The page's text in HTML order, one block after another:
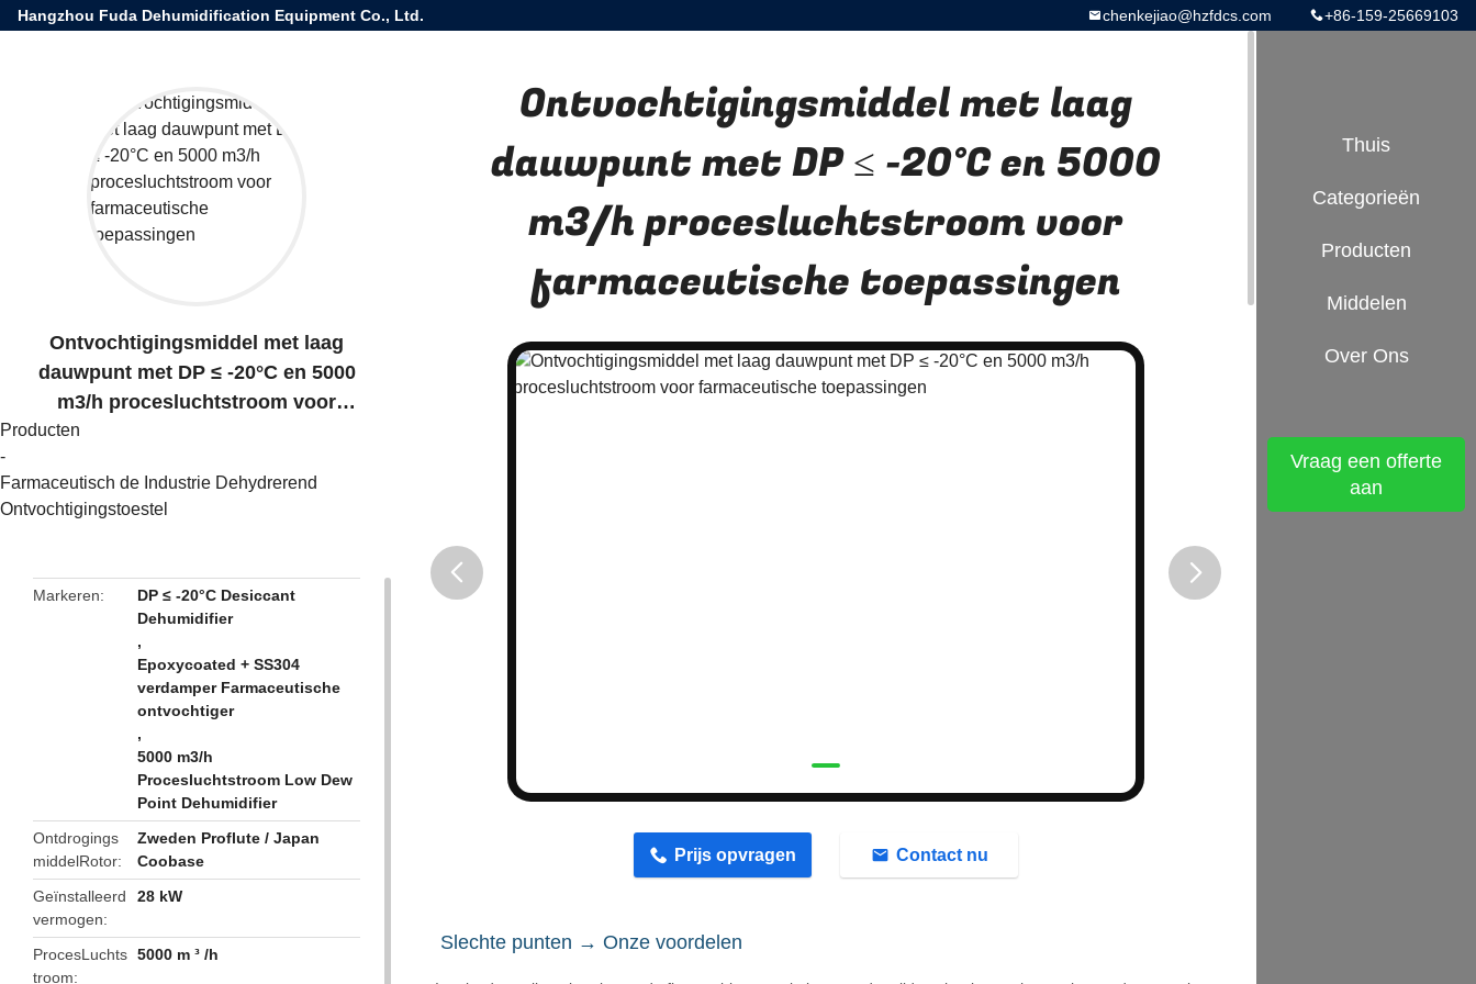
Hangzhou Fuda Dehumidification Equipment Co., Ltd. +86-159-25669103
chenkejiao@hzfdcs.com
Ontvochtigingsmiddel met laag
dauwpunt met DP ≤ -20°C en 5000
m3/h procesluchtstroom voor
farmaceutische toepassingen
Producten
-
Farmaceutisch de Industrie Dehydrerend
Ontvochtigingstoestel
Markeren
DP ≤ -20°C Desiccant
Dehumidifier
,
Epoxycoated + SS304
verdamper Farmaceutische
ontvochtiger
,
5000 m3/h
Procesluchtstroom Low Dew
Point Dehumidifier
Ontdrogings
middelRotor
Zweden Proflute / Japan
Coobase
Geïnstalleerd
vermogen
28 kW
ProcesLuchts
troom
5000 m ³ /h
Ontvochtigingsmiddel met laag
dauwpunt met DP ≤ -20°C en 5000
m3/h procesluchtstroom voor
farmaceutische toepassingen
Prijs opvragen Contact nu
️ Slechte punten → Onze voordelen
Thuis
Categorieën
Producten
Middelen
Over Ons
Vraag een offerte
aan